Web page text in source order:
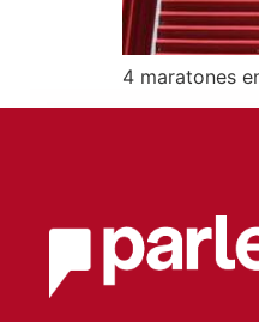
4 maratones